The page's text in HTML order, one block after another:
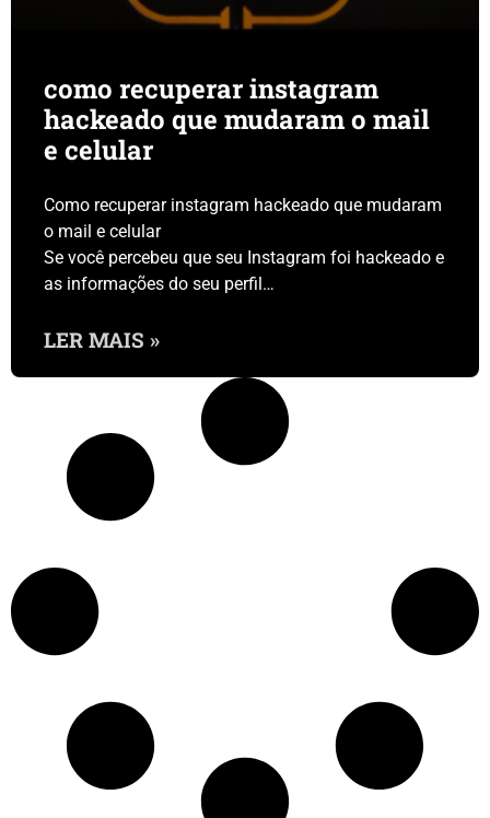
como recuperar instagram
hackeado que mudaram o mail
e celular
Como recuperar instagram hackeado que mudaram
o mail e celular
Se você percebeu que seu Instagram foi hackeado e
as informações do seu perfil…
LER MAIS »